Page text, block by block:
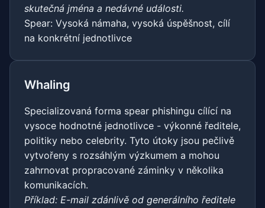
skutečná jména a nedávné události.
Spear: Vysoká námaha, vysoká úspěšnost, cílí
na konkrétní jednotlivce
Whaling
Specializovaná forma spear phishingu cílící na
vysoce hodnotné jednotlivce - výkonné ředitele,
politiky nebo celebrity. Tyto útoky jsou pečlivě
vytvořeny s rozsáhlým výzkumem a mohou
zahrnovat propracované záminky v několika
komunikacích.
Příklad: E-mail zdánlivě od generálního ředitele